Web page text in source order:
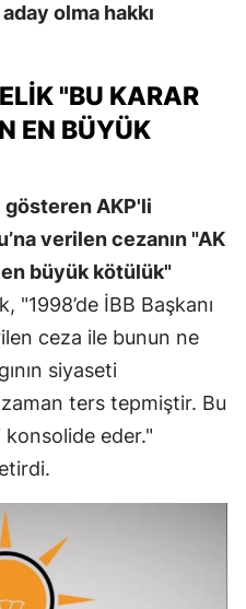
olma hakkı
"BU KARAR
EN BÜYÜK
gösteren AKP'li
verilen cezanın "AK
en büyük kötülük"
"1998’de İBB Başkanı
ceza ile bunun ne
siyaseti
ters tepmiştir. Bu
eder."